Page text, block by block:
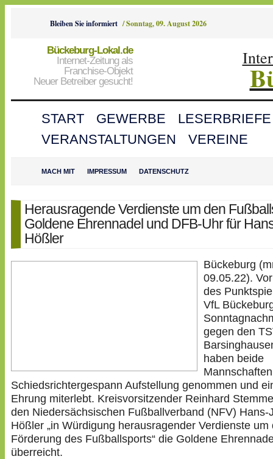
Bleiben Sie informiert /Sonntag, 09. August 2026
Bückeburg-Lokal.de
Internet-Zeitung als
Franchise-Objekt
Neuer Betreiber gesucht!
START GEWERBE
LESERBRIEFE
VERANSTALTUNGEN
VEREINE
MACH MIT IMPRESSUM DATENSCHUTZ
Herausragende Verdienste um den
Goldene Ehrennadel und DFB-Uhr für
Hößler
Bückeburg
09.05.22).
des
VfL
gegen den
haben beide
Schiedsrichtergespann Aufstellung genommen und
Ehrung miterlebt. Kreisvorsitzender Reinhard
den Niedersächsischen Fußballverband (NFV) Hans-
Hößler „in Würdigung herausragender Verdienste um
Förderung des Fußballsports“ die Goldene
überreicht.